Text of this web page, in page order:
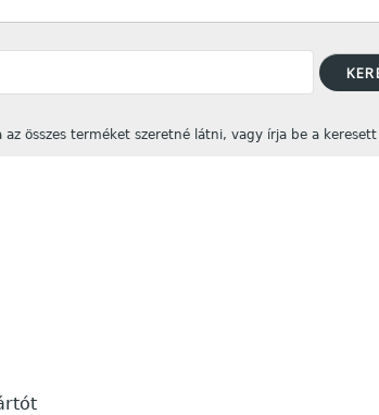
az összes terméket szeretné látni, vagy írja be a